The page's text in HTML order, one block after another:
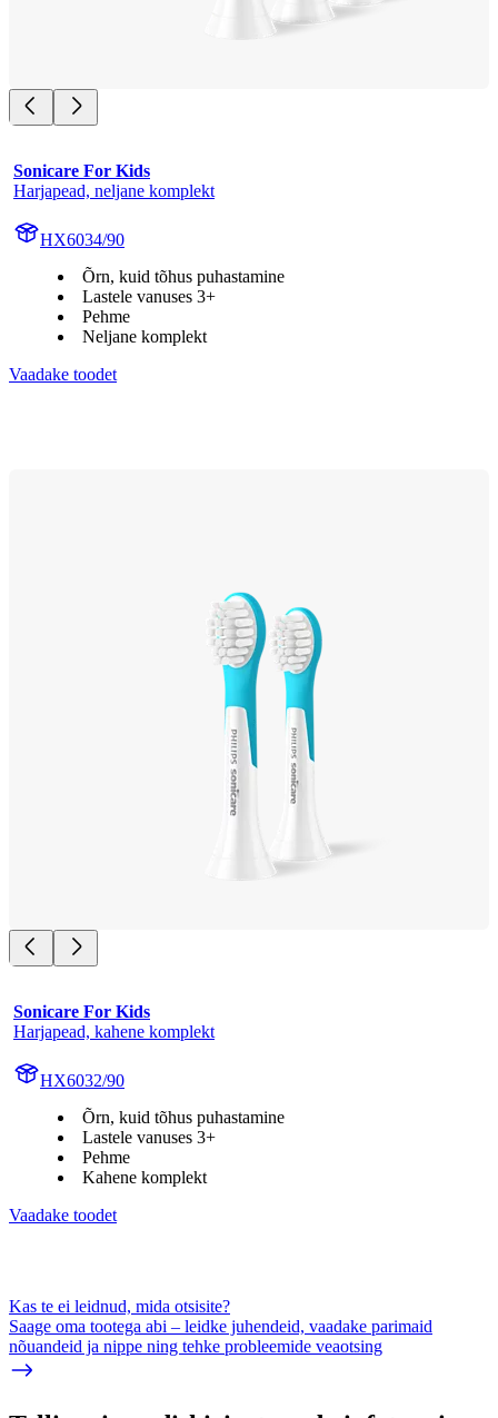
Sonicare For Kids
Harjapead, neljane komplekt
HX6034/90
Õrn, kuid tõhus puhastamine
Lastele vanuses 3+
Pehme
Neljane komplekt
Vaadake toodet
Sonicare For Kids
Harjapead, kahene komplekt
HX6032/90
Õrn, kuid tõhus puhastamine
Lastele vanuses 3+
Pehme
Kahene komplekt
Vaadake toodet
Kas te ei leidnud, mida otsisite?
Saage oma tootega abi – leidke juhendeid, vaadake parimaid
nõuandeid ja nippe ning tehke probleemide veaotsing